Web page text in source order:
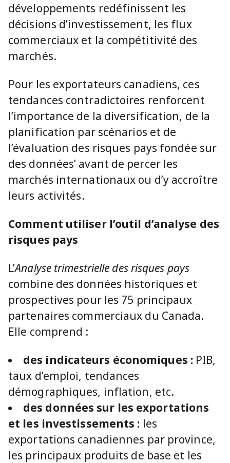
développements redéfinissent les
décisions d’investissement, les flux
commerciaux et la compétitivité des
marchés.
Pour les exportateurs canadiens, ces
tendances contradictoires renforcent
l’importance de la diversification, de la
planification par scénarios et de
l’évaluation des risques pays fondée sur
des données’ avant de percer les
marchés internationaux ou d’y accroître
leurs activités.
Comment utiliser l’outil d’analyse des
risques pays
L’Analyse trimestrielle des risques pays
combine des données historiques et
prospectives pour les 75 principaux
partenaires commerciaux du Canada.
Elle comprend :
des indicateurs économiques :PIB,
taux d’emploi, tendances
démographiques, inflation, etc.
des données sur les exportations
et les investissements : les
exportations canadiennes par province,
les principaux produits de base et les